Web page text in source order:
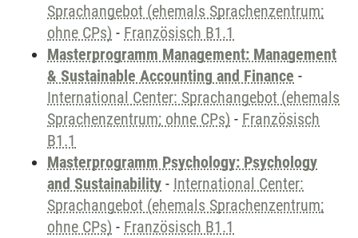
Sprachangebot (ehemals Sprachenzentrum;
ohne CPs) - Französisch B1.1
Masterprogramm Management: Management
& Sustainable Accounting and Finance -
International Center: Sprachangebot (ehemals
Sprachenzentrum; ohne CPs) - Französisch
B1.1
Masterprogramm Psychology: Psychology
and Sustainability - International Center:
Sprachangebot (ehemals Sprachenzentrum;
ohne CPs) - Französisch B1.1